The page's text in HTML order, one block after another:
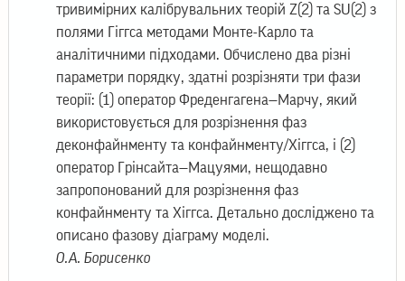
тривимірних калібрувальних теорій Z(2) та SU(2) з
полями Гіггса методами Монте-Карло та
аналітичними підходами. Обчислено два різні
параметри порядку, здатні розрізняти три фази
теорії: (1) оператор Фреденгагена—Марчу, який
використовується для розрізнення фаз
деконфайнменту та конфайнменту/Хіггса, і (2)
оператор Грінсайта—Мацуями, нещодавно
запропонований для розрізнення фаз
конфайнменту та Хіггса. Детально досліджено та
описано фазову діаграму моделі.
О.А. Борисенко